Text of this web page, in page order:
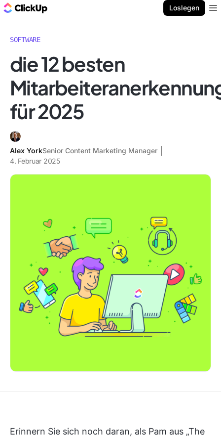
Loslegen
SOFTWARE
die 12 besten
für 2025
Alex YorkSenior Content Marketing Manager
4. Februar 2025
Erinnern Sie sich noch daran, als Pam aus „The